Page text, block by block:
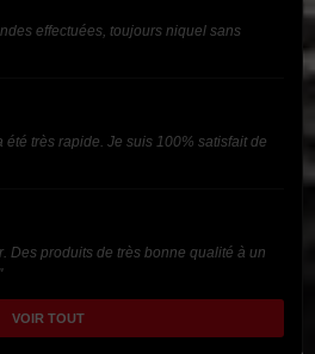
effectuées, toujours niquel sans
été très rapide. Je suis 100% satisfait de
Des produits de très bonne qualité à un
VOIR TOUT